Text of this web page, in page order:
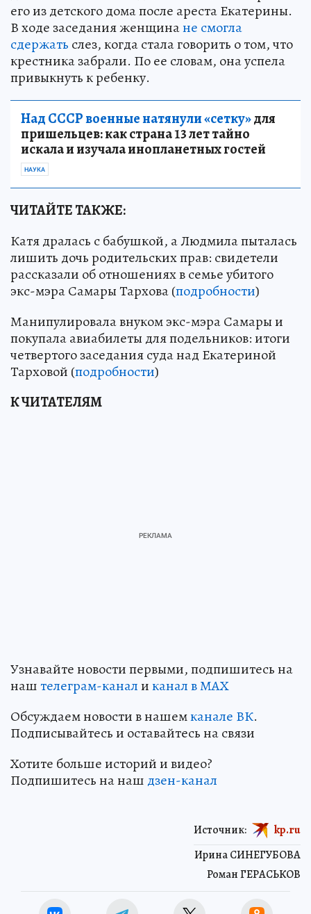
его из детского дома после ареста Екатерины.
В ходе заседания женщинане смогла
сдержать слез, когда стала говорить о том, что
крестника забрали. По ее словам, она успела
привыкнуть к ребенку.
Над СССР военные натянули «сетку»для
пришельцев: как страна 13 лет тайно
искала и изучала инопланетных гостей
НАУКА
ЧИТАЙТЕ ТАКЖЕ:
Катя дралась с бабушкой, а Людмила пыталась
лишить дочь родительских прав: свидетели
рассказали об отношениях в семье убитого
экс-мэра Самары Тархова (подробности)
Манипулировала внуком экс-мэра Самары и
покупала авиабилеты для подельников: итоги
четвертого заседания суда над Екатериной
Тарховой (подробности)
К ЧИТАТЕЛЯМ
Узнавайте новости первыми, подпишитесь на
наштелеграм-каналиканал в МАХ
Обсуждаем новости в нашемканале ВК.
Подписывайтесь и оставайтесь на связи
Хотите больше историй и видео?
Подпишитесь на наш дзен-канал
Ирина СИНЕГУБОВА
Роман ГЕРАСЬКОВ
Источник: kp.ru